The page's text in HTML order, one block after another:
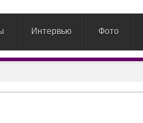
Интервью Фото